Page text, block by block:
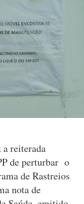
reiterada
de perturbar o
de Rastreios
nota de